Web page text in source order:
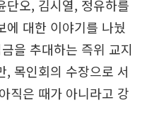
단오, 김시열, 정유하를
에 대한 이야기를 나눴
을 추대하는 즉위 교지
, 목인회의 수장으로 서
직은 때가 아니라고 강